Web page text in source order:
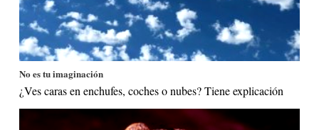
No es tu imaginación
¿Ves caras en enchufes, coches o nubes? Tiene explicación